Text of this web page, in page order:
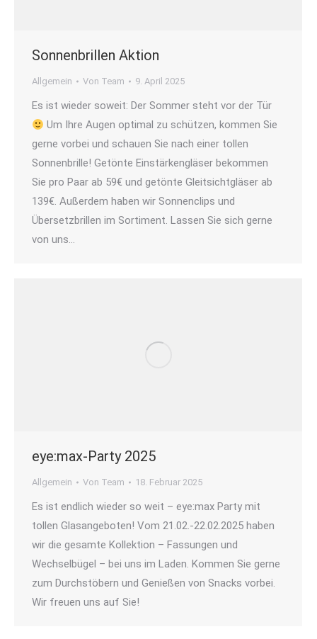
Sonnenbrillen Aktion
Allgemein Von Team 9. April 2025
Es ist wieder soweit: Der Sommer steht vor der Tür
Um Ihre Augen optimal zu schützen, kommen Sie
gerne vorbei und schauen Sie nach einer tollen
Sonnenbrille! Getönte Einstärkengläser bekommen
Sie pro Paar ab 59€ und getönte Gleitsichtgläser ab
139€. Außerdem haben wir Sonnenclips und
Übersetzbrillen im Sortiment. Lassen Sie sich gerne
von uns…
eye:max-Party 2025
Allgemein Von Team 18. Februar 2025
Es ist endlich wieder so weit – eye:max Party mit
tollen Glasangeboten! Vom 21.02.-22.02.2025 haben
wir die gesamte Kollektion – Fassungen und
Wechselbügel – bei uns im Laden. Kommen Sie gerne
zum Durchstöbern und Genießen von Snacks vorbei.
Wir freuen uns auf Sie!